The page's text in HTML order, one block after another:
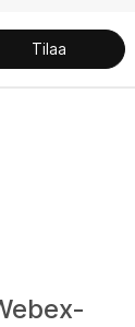
Tilaa